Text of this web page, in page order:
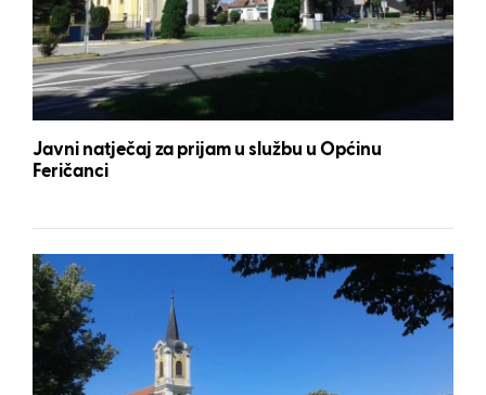
Javni natječaj za prijam u službu u Općinu
Feričanci